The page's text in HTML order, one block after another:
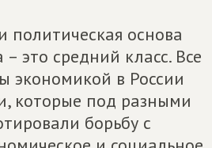
политическая основа
это средний класс. Все
экономикой в России
которые под разными
борьбу с